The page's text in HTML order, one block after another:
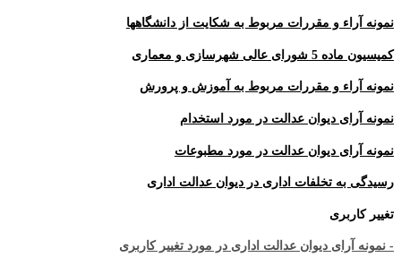
نمونه آراء و مقررات مربوط به شکایت از دانشگاهها
کمیسیون ماده 5 شورای عالی شهرسازی و معماری
نمونه آراء و مقررات مربوط به آموزش و پرورش
نمونه آرای دیوان عدالت در مورد استخدام
نمونه آرای دیوان عدالت در مورد مطبوعات
رسیدگی به تخلفات اداری در دیوان عدالت اداری
تغییر کاربری
- نمونه آرای دیوان عدالت اداری در مورد تغییر کاربری